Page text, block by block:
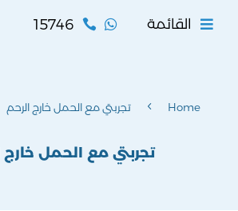


15746 القائمة
Home
4 تجربتي مع الحمل خارج الرحم
تجربتي مع الحمل خارج